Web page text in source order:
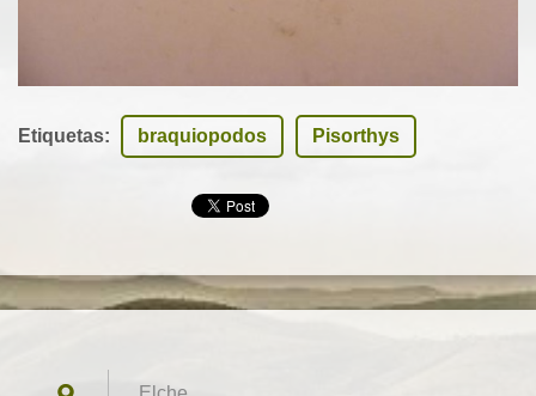
Etiquetas: braquiopodos Pisorthys